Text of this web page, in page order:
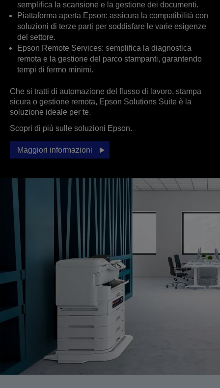
semplifica la scansione e la gestione dei documenti.
Piattaforma aperta Epson: assicura la compatibilità con
soluzioni di terze parti per soddisfare le varie esigenze
del settore.
Epson Remote Services: semplifica la diagnostica
remota e la gestione del parco stampanti, garantendo
tempi di fermo minimi.
Che si tratti di automazione del flusso di lavoro, stampa
sicura o gestione remota, Epson Solutions Suite è la
soluzione ideale per te.
Scopri di più sulle soluzioni Epson.
Maggiori informazioni